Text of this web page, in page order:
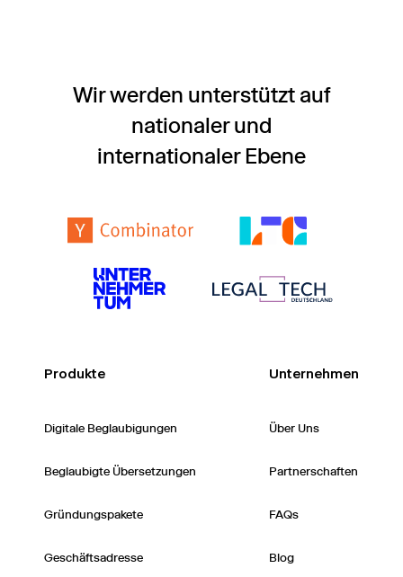
Wir werden unterstützt auf
nationaler und
internationaler Ebene
Produkte
Digitale Beglaubigungen
Beglaubigte Übersetzungen
Gründungspakete
Geschäftsadresse
Unternehmen
Über Uns
Partnerschaften
FAQs
Blog